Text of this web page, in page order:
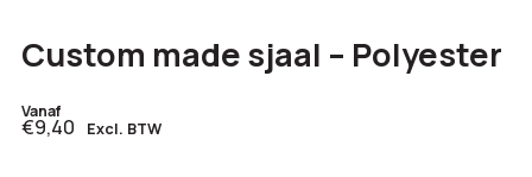
Custom made sjaal – Polyester
Vanaf
€9,40 Excl. BTW